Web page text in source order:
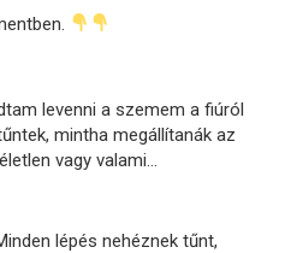
levenni a szemem a fiúról
mintha megállítanák az
vagy valami…
lépés nehéznek tűnt,